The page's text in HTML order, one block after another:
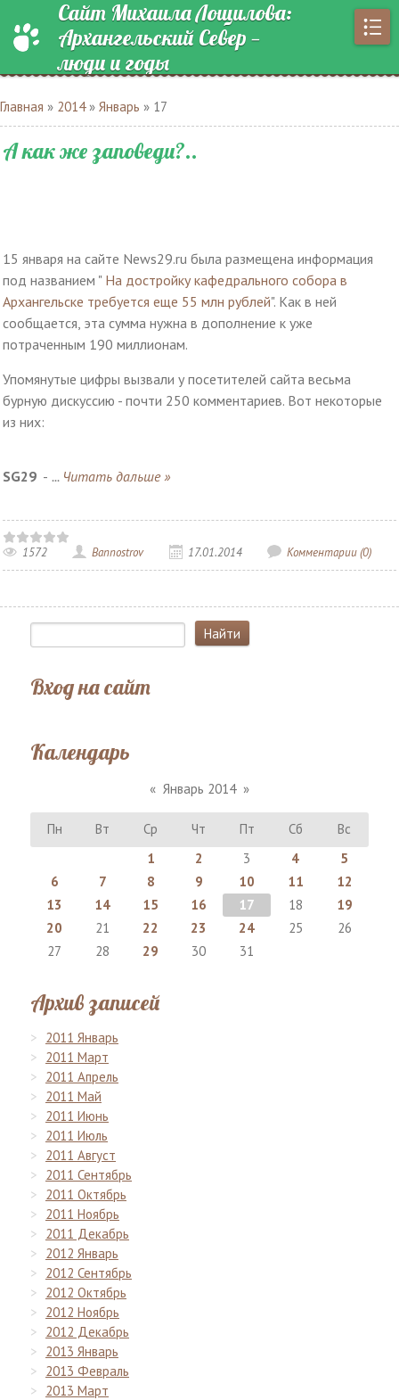
Сайт Михаила Лощилова:
Архангельский Север —
люди и годы
Главная » 2014 » Январь » 17
А как же заповеди?..
15 января на сайте News29.ru была размещена информация
под названием " На достройку кафедрального собора в
Архангельске требуется еще 55 млн рублей". Как в ней
сообщается, эта сумма нужна в дополнение к уже
потраченным 190 миллионам.
Упомянутые цифры вызвали у посетителей сайта весьма
бурную дискуссию - почти 250 комментариев. Вот некоторые
из них:
SG29 - ... Читать дальше »
1572 Bannostrov 17.01.2014 Комментарии (0)
Вход на сайт
Календарь
« Январь 2014 »
Пн Вт Ср Чт Пт Сб
Вс
1
2 3 4
5
6
7 8 9 10 11
12
13
14 15 16 17 18
19
20
21 22 23 24 25
26
27
28 29 30 31
Архив записей
2011 Январь
2011 Март
2011 Апрель
2011 Май
2011 Июнь
2011 Июль
2011 Август
2011 Сентябрь
2011 Октябрь
2011 Ноябрь
2011 Декабрь
2012 Январь
2012 Сентябрь
2012 Октябрь
2012 Ноябрь
2012 Декабрь
2013 Январь
2013 Февраль
2013 Март